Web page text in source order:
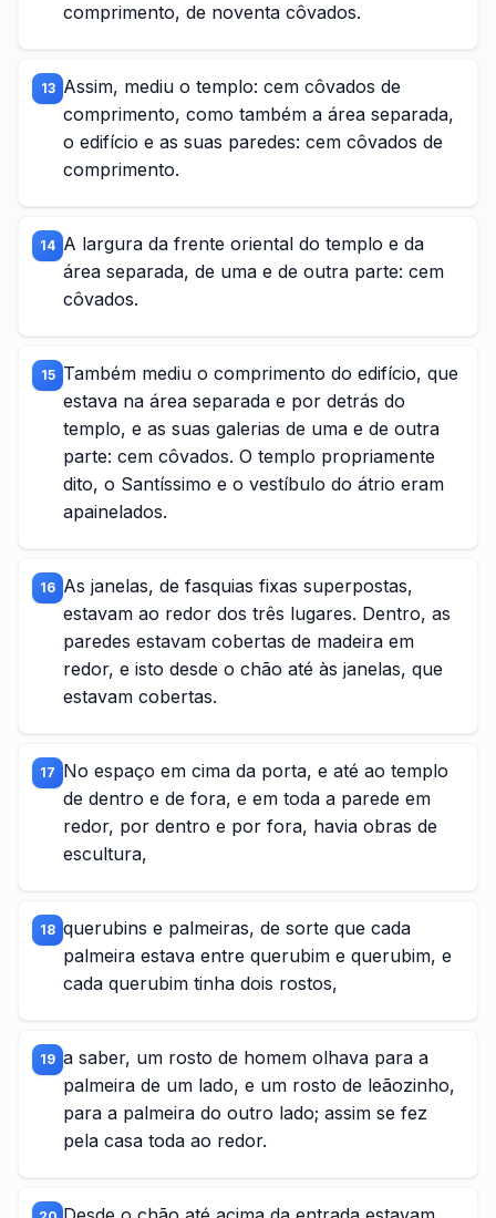
comprimento, de noventa côvados.
13 Assim, mediu o templo: cem côvados de
comprimento, como também a área separada,
o edifício e as suas paredes: cem côvados de
comprimento.
14 A largura da frente oriental do templo e da
área separada, de uma e de outra parte: cem
côvados.
15 Também mediu o comprimento do edifício, que
estava na área separada e por detrás do
templo, e as suas galerias de uma e de outra
parte: cem côvados. O templo propriamente
dito, o Santíssimo e o vestíbulo do átrio eram
apainelados.
16 As janelas, de fasquias fixas superpostas,
estavam ao redor dos três lugares. Dentro, as
paredes estavam cobertas de madeira em
redor, e isto desde o chão até às janelas, que
estavam cobertas.
17 No espaço em cima da porta, e até ao templo
de dentro e de fora, e em toda a parede em
redor, por dentro e por fora, havia obras de
escultura,
18 querubins e palmeiras, de sorte que cada
palmeira estava entre querubim e querubim, e
cada querubim tinha dois rostos,
19 a saber, um rosto de homem olhava para a
palmeira de um lado, e um rosto de leãozinho,
para a palmeira do outro lado; assim se fez
pela casa toda ao redor.